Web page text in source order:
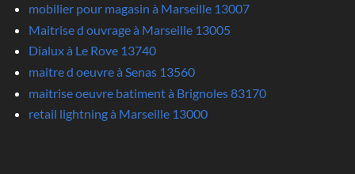
mobilier pour magasin à Marseille 13007
Maitrise d ouvrage à Marseille 13005
Dialux à Le Rove 13740
maitre d oeuvre à Senas 13560
maitrise oeuvre batiment à Brignoles 83170
retail lightning à Marseille 13000